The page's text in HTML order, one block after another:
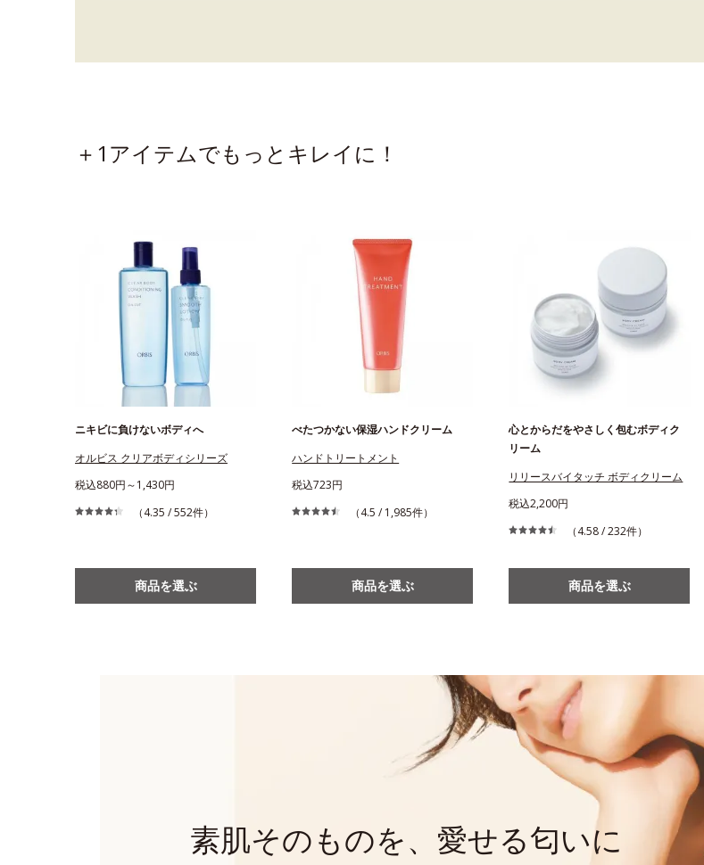
＋1アイテムでもっとキレイに！
ニキビに負けないボディへ
オルビス クリアボディシリーズ
税込880円～1,430円
（4.35 / 552件）
商品を選ぶ
べたつかない保湿ハンドクリーム
ハンドトリートメント
税込723円
（4.5 / 1,985件）
商品を選ぶ
心とからだをやさしく包むボディク
リーム
リリースバイタッチ ボディクリーム
税込2,200円
（4.58 / 232件）
商品を選ぶ
素肌そのものを、愛せる匂いに